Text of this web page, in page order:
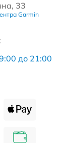
33
Garmin
до 21:00